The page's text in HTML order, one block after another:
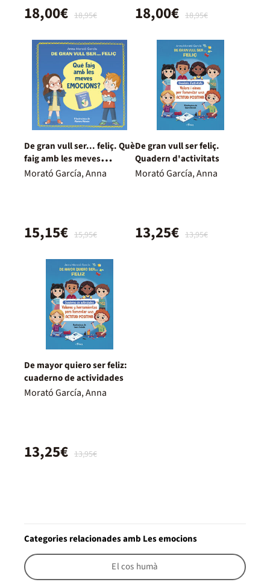
18,95€
18,00€ 18,95€
18,00€
De gran vull ser... feliç. Què
faig amb les meves
emocions?
Morató García, Anna
15,95€
15,15€
De gran vull ser feliç.
Quadern d'activitats
Morató García, Anna
13,95€
13,25€
De mayor quiero ser feliz:
cuaderno de actividades
Morató García, Anna
13,95€
13,25€
Categories relacionades amb Les emocions
El cos humà